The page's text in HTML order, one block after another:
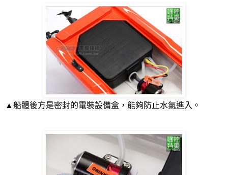
▲船體後方是密封的電裝設備盒，能夠防止水氣進入。